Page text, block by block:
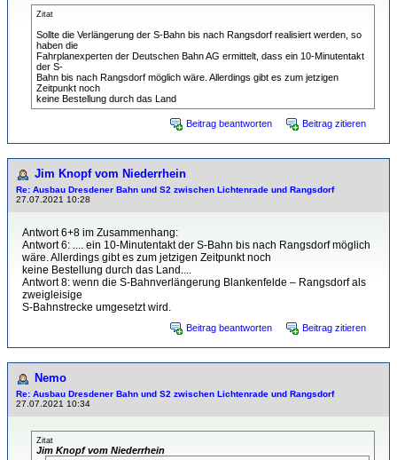
Zitat
Sollte die Verlängerung der S-Bahn bis nach Rangsdorf realisiert werden, so
haben die
Fahrplanexperten der Deutschen Bahn AG ermittelt, dass ein 10-Minutentakt
der S-
Bahn bis nach Rangsdorf möglich wäre. Allerdings gibt es zum jetzigen
Zeitpunkt noch
keine Bestellung durch das Land
Beitrag beantworten Beitrag zitieren
Jim Knopf vom Niederrhein
Re: Ausbau Dresdener Bahn und S2 zwischen Lichtenrade und Rangsdorf
27.07.2021 10:28
Antwort 6+8 im Zusammenhang:
Antwort 6: .... ein 10-Minutentakt der S-Bahn bis nach Rangsdorf möglich
wäre. Allerdings gibt es zum jetzigen Zeitpunkt noch
keine Bestellung durch das Land....
Antwort 8: wenn die S-Bahnverlängerung Blankenfelde – Rangsdorf als
zweigleisige
S-Bahnstrecke umgesetzt wird.
Beitrag beantworten Beitrag zitieren
Nemo
Re: Ausbau Dresdener Bahn und S2 zwischen Lichtenrade und Rangsdorf
27.07.2021 10:34
Zitat
Jim Knopf vom Niederrhein